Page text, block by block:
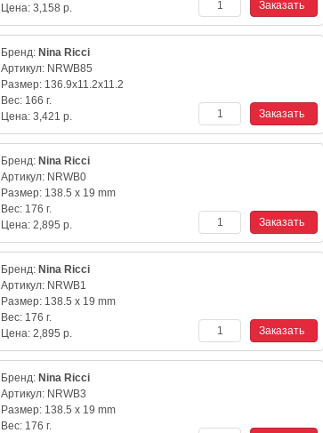
Цена: 3,158 р.
Бренд: Nina Ricci
Артикул: NRWB85
Размер: 136.9x11.2x11.2
Вес: 166 г.
Цена: 3,421 р.
Бренд: Nina Ricci
Артикул: NRWB0
Размер: 138.5 x 19 mm
Вес: 176 г.
Цена: 2,895 р.
Бренд: Nina Ricci
Артикул: NRWB1
Размер: 138.5 x 19 mm
Вес: 176 г.
Цена: 2,895 р.
Бренд: Nina Ricci
Артикул: NRWB3
Размер: 138.5 x 19 mm
Вес: 176 г.